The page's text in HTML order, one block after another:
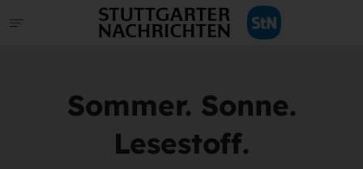
Sommer. Sonne.
Lesestoff.